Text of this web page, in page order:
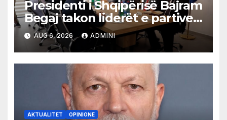
Presidenti i Shqipërisë Bajram
Begaj takon liderët e partive
shqiptare në Ulqin
AUG 6, 2026 ADMINI
AKTUALITET OPINIONE